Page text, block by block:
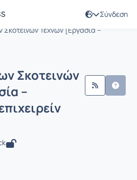
Σύνδεση
Τεχνών [Εργασία –
Κατά Των Σκοτεινών
Σκοτεινών
–